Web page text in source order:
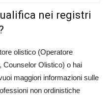
nei registri
olistico (Operatore
Counselor Olistico) o hai
maggiori informazioni sulle
non ordinistiche